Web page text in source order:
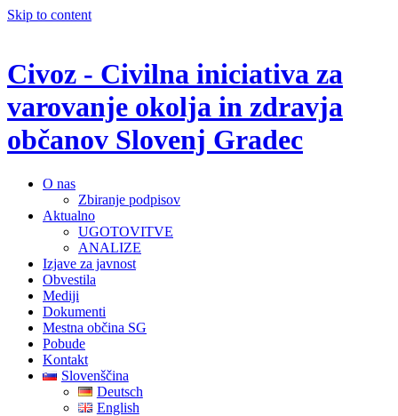
Skip to content
Civoz - Civilna iniciativa za
varovanje okolja in zdravja
občanov Slovenj Gradec
O nas
Zbiranje podpisov
Aktualno
UGOTOVITVE
ANALIZE
Izjave za javnost
Obvestila
Mediji
Dokumenti
Mestna občina SG
Pobude
Kontakt
Slovenščina
Deutsch
English